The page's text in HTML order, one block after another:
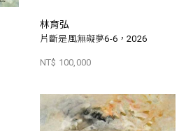
林育弘
片斷是風無礙夢6-6，2026
NT$ 100,000